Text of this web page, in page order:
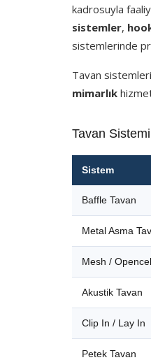
kadrosuyla
sistemler,
sistemlerinde
Tavan
mimarlık
Tavan
Sistem
Baffle Tavan
Metal Asma
Mesh /
Akustik Tavan
Clip In / Lay In
Petek Tavan